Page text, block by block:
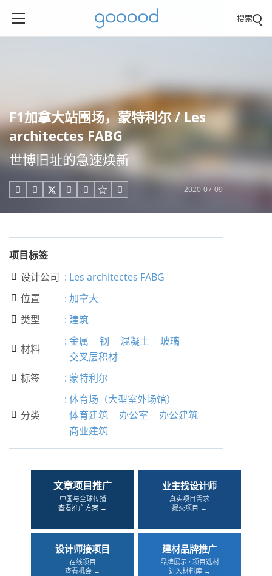
搜索
F1加拿大站围场，蒙特利尔 / Les
architectes FABG
世博旧址的急速焕新
     2020-07-09
项目标签
 设计公司 : Les architectes FABG
 位置 : 加拿大
 类型 : 建筑
 材料
: 金属 钢 混凝土
玻璃
交叉层积材
 标签 : 蒙特利尔
 分类
: 体育场（大型室外场馆）
体育建筑
办公室
办公建筑
商业建筑
文章项目推广
中国与全球传播
查看推广方案 →
业主找设计师
真实项目需求
提交项目 →
设计师接项目
在线项目
查看机会 →
建材品牌推广
品牌展示 · 项目选材
进入材料库 →